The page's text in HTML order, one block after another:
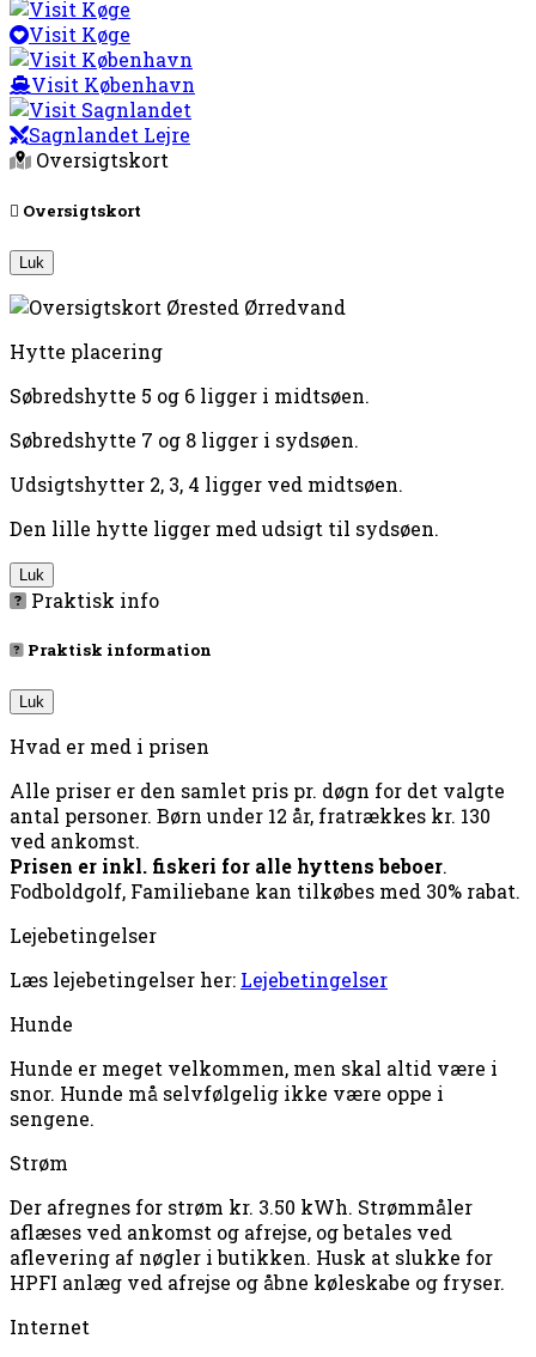
Visit Køge
Visit København
Sagnlandet Lejre
Oversigtskort
Oversigtskort
Luk
Hytte placering
Søbredshytte 5 og 6 ligger i midtsøen.
Søbredshytte 7 og 8 ligger i sydsøen.
Udsigtshytter 2, 3, 4 ligger ved midtsøen.
Den lille hytte ligger med udsigt til sydsøen.
Luk
Praktisk info
Praktisk information
Luk
Hvad er med i prisen
Alle priser er den samlet pris pr. døgn for det valgte
antal personer. Børn under 12 år, fratrækkes kr. 130
ved ankomst.
Prisen er inkl. fiskeri for alle hyttens beboer.
Fodboldgolf, Familiebane kan tilkøbes med 30% rabat.
Lejebetingelser
Læs lejebetingelser her: Lejebetingelser
Hunde
Hunde er meget velkommen, men skal altid være i
snor. Hunde må selvfølgelig ikke være oppe i
sengene.
Strøm
Der afregnes for strøm kr. 3.50 kWh. Strømmåler
aflæses ved ankomst og afrejse, og betales ved
aflevering af nøgler i butikken. Husk at slukke for
HPFI anlæg ved afrejse og åbne køleskabe og fryser.
Internet